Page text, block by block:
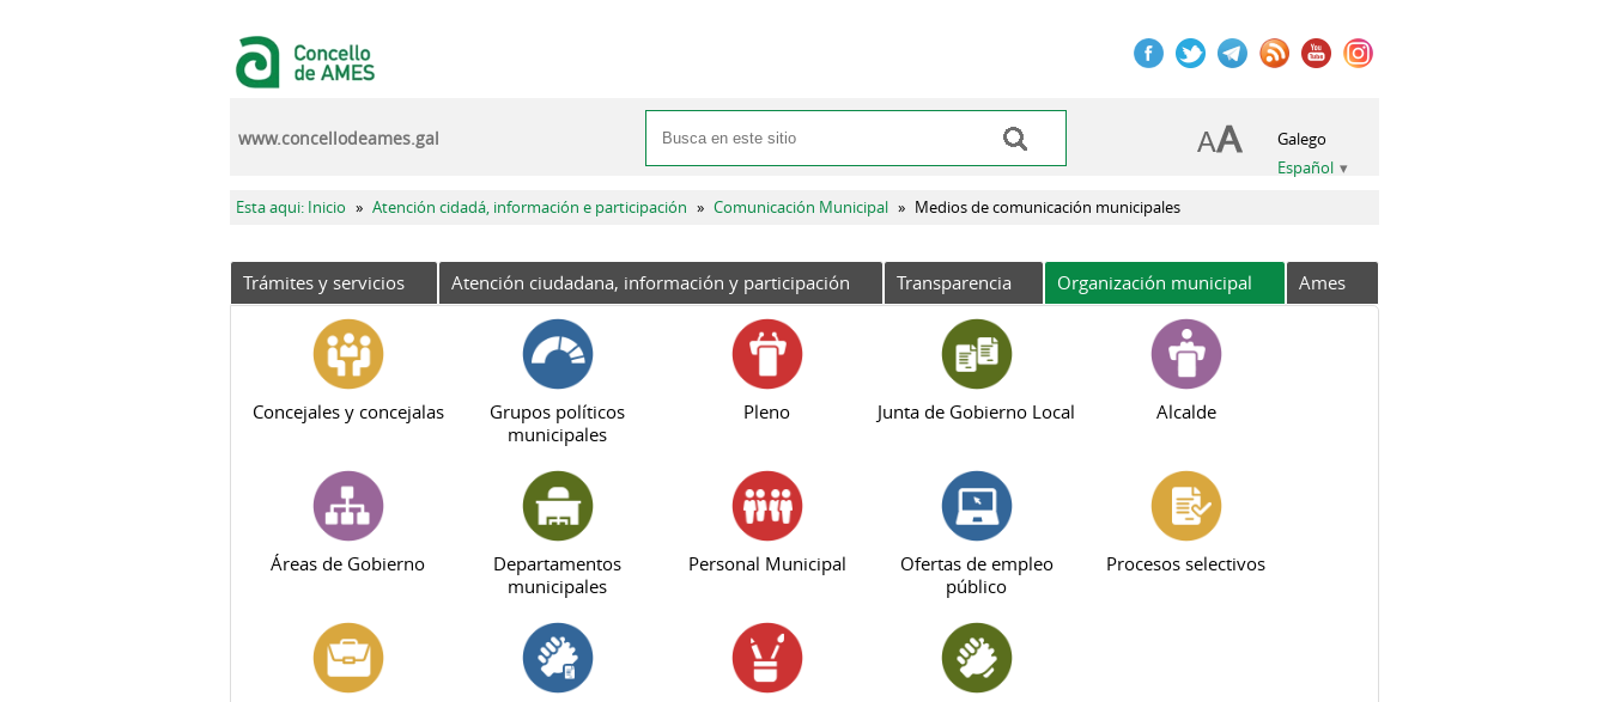
Formulario de búsqueda
Buscar
Galego
Español
www.concellodeames.gal
Se encuentra usted aquí
Esta aqui: Inicio » Atención cidadá, información e participación » Comunicación Municipal » Medios de comunicación municipales
Trámites y servicios Atención ciudadana, información y participación Transparencia Organización municipal Ames
Concejales y concejalas
Grupos políticos
municipales
Pleno Junta de Gobierno Local Alcalde
Áreas de Gobierno
Departamentos
municipales
Personal Municipal
Ofertas de empleo
público
Procesos selectivos